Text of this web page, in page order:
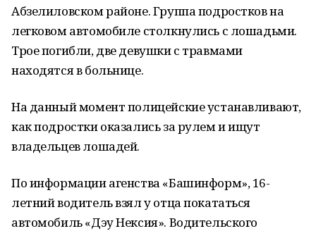
Абзелиловском районе. Группа подростков на
легковом автомобиле столкнулись с лошадьми.
Трое погибли, две девушки с травмами
находятся в больнице.
На данный момент полицейские устанавливают,
как подростки оказались за рулем и ищут
владельцев лошадей.
По информации агенства «Башинформ», 16-
летний водитель взял у отца покататься
автомобиль «Дэу Нексия». Водительского